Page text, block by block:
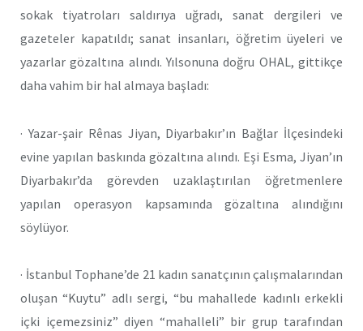
sokak tiyatroları saldırıya uğradı, sanat dergileri ve
gazeteler kapatıldı; sanat insanları, öğretim üyeleri ve
yazarlar gözaltına alındı. Yılsonuna doğru OHAL, gittikçe
daha vahim bir hal almaya başladı:
· Yazar-şair Rênas Jiyan, Diyarbakır’ın Bağlar İlçesindeki
evine yapılan baskında gözaltına alındı. Eşi Esma, Jiyan’ın
Diyarbakır’da görevden uzaklaştırılan öğretmenlere
yapılan operasyon kapsamında gözaltına alındığını
söylüyor.
· İstanbul Tophane’de 21 kadın sanatçının çalışmalarından
oluşan “Kuytu” adlı sergi, “bu mahallede kadınlı erkekli
içki içemezsiniz” diyen “mahalleli” bir grup tarafından